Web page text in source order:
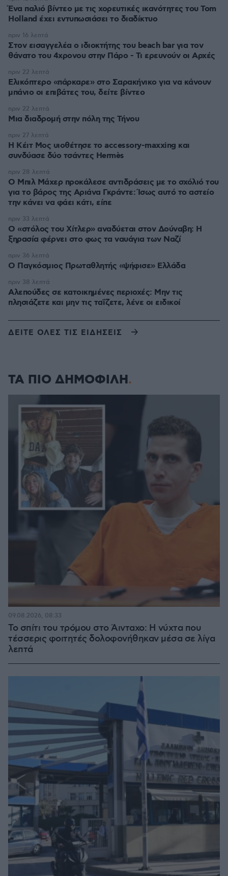
Ένα παλιό βίντεο με τις χορευτικές ικανότητες του Tom
Holland έχει εντυπωσιάσει το διαδίκτυο
Στον εισαγγελέα ο ιδιοκτήτης του beach bar για τον
θάνατο του 4χρονου στην Πάρο - Τι ερευνούν οι Αρχές
πριν 16 λεπτά
Ελικόπτερο «πάρκαρε» στο Σαρακήνικο για να κάνουν
μπάνιο οι επιβάτες του, δείτε βίντεο
πριν 22 λεπτά
Μια διαδρομή στην πόλη της Τήνου
πριν 22 λεπτά
Η Κέιτ Μος υιοθέτησε τo accessory-maxxing και
συνδύασε δύο τσάντες Hermès
πριν 27 λεπτά
Ο Μπιλ Μάχερ προκάλεσε αντιδράσεις με το σχόλιό του
για το βάρος της Αριάνα Γκράντε: Ίσως αυτό το αστείο
την κάνει να φάει κάτι, είπε
πριν 28 λεπτά
Ο «στόλος του Χίτλερ» αναδύεται στον Δούναβη: Η
ξηρασία φέρνει στο φως τα ναυάγια των Ναζί
πριν 33 λεπτά
Ο Παγκόσμιος Πρωταθλητής «ψήφισε» Ελλάδα
πριν 36 λεπτά
Αλεπούδες σε κατοικημένες περιοχές: Μην τις
πλησιάζετε και μην τις ταΐζετε, λένε οι ειδικοί
πριν 38 λεπτά
ΔΕΙΤΕ ΟΛΕΣ ΤΙΣ ΕΙΔΗΣΕΙΣ
ΤΑ ΠΙΟ ΔΗΜΟΦΙΛΗ
Το σπίτι του τρόμου στο Άινταχο: Η νύχτα που
τέσσερις φοιτητές δολοφονήθηκαν μέσα σε λίγα
λεπτά
09.08.2026, 08:33